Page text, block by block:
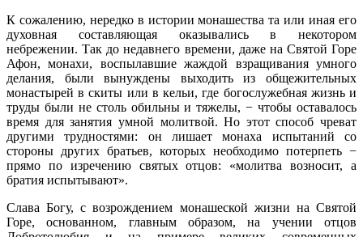
К сожалению, нередко в истории монашества та или иная его
духовная составляющая оказывались в некотором
небрежении. Так до недавнего времени, даже на Святой Горе
Афон, монахи, воспылавшие жаждой взращивания умного
делания, были вынуждены выходить из общежительных
монастырей в скиты или в кельи, где богослужебная жизнь и
труды были не столь обильны и тяжелы, − чтобы оставалось
время для занятия умной молитвой. Но этот способ чреват
другими трудностями: он лишает монаха испытаний со
стороны других братьев, которых необходимо потерпеть −
прямо по изречению святых отцов: «молитва возносит, а
братия испытывают».
Слава Богу, с возрождением монашеской жизни на Святой
Горе, основанном, главным образом, на учении отцов